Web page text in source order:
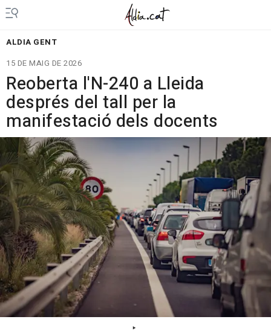
ALDIA GENT
15 DE MAIG DE 2026
Reoberta l'N-240 a Lleida
després del tall per la
manifestació dels docents